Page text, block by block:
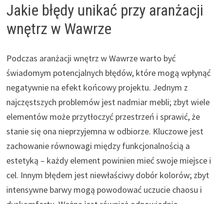
Jakie błędy unikać przy aranżacji
wnętrz w Wawrze
Podczas aranżacji wnętrz w Wawrze warto być
świadomym potencjalnych błędów, które mogą wpłynąć
negatywnie na efekt końcowy projektu. Jednym z
najczęstszych problemów jest nadmiar mebli; zbyt wiele
elementów może przytłoczyć przestrzeń i sprawić, że
stanie się ona nieprzyjemna w odbiorze. Kluczowe jest
zachowanie równowagi między funkcjonalnością a
estetyką – każdy element powinien mieć swoje miejsce i
cel. Innym błędem jest niewłaściwy dobór kolorów; zbyt
intensywne barwy mogą powodować uczucie chaosu i